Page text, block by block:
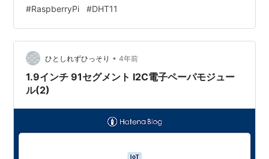
#RaspberryPi #DHT11
ひとしれずひっそり • 4年前
1.9インチ 91セグメント I2C電子ペーパモジュー
ル(2)